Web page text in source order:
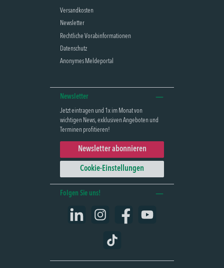
Versandkosten
Newsletter
Rechtliche Vorabinformationen
Datenschutz
Anonymes Meldeportal
Newsletter
Jetzt eintragen und 1x im Monat von
wichtigen News, exklusiven Angeboten und
Terminen profitieren!
Newsletter abonnieren
Cookie-Einstellungen
Folgen Sie uns!
Instagram Facebook YouTube
TikTok